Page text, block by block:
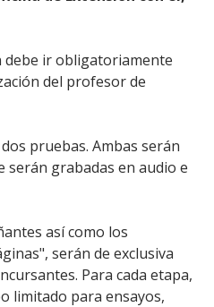
debe ir obligatoriamente
del profesor de
pruebas. Ambas serán
serán grabadas en audio e
así como los
serán de exclusiva
Para cada etapa,
limitado para ensayos,